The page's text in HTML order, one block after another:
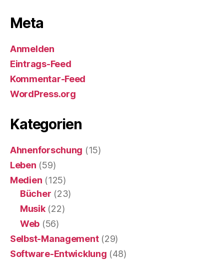
Meta
Anmelden
Eintrags-Feed
Kommentar-Feed
WordPress.org
Kategorien
Ahnenforschung (15)
Leben (59)
Medien (125)
Bücher (23)
Musik(22)
Web (56)
Selbst-Management(29)
Software-Entwicklung (48)